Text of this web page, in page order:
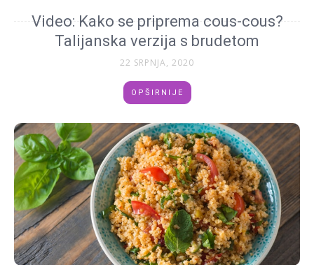
Video: Kako se priprema cous-cous?
Talijanska verzija s brudetom
22 SRPNJA, 2020
OPŠIRNIJE